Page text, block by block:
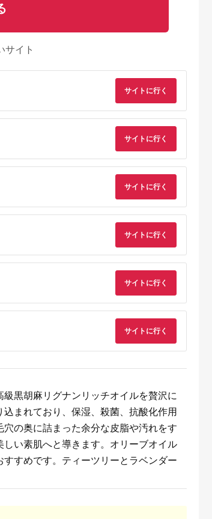
税
歌山県 有田川町
金額:10,000円
出典：ふるさとプレミ
アム
長崎県 島原市
マスク パック 源泉配
5.0
寄付金額:2,000円
出典：auPAYふるさと
埼玉県 美里町
ッチクリーム 【大人
キンケア 成分 こだわ
ア しっとり 潤いキー
プ 毎日ケア [No.047]
寄付金額:18,000
サイト
サイトに行く
サイトに行く
サイトに行く
サイトに行く
サイトに行く
サイトに行く
黒胡麻リグナンリッチオイルを贅沢に
まれており、保湿、殺菌、抗酸化作用
の奥に詰まった余分な皮脂や汚れをす
い素肌へと導きます。オリーブオイル
すめです。ティーツリーとラベンダー